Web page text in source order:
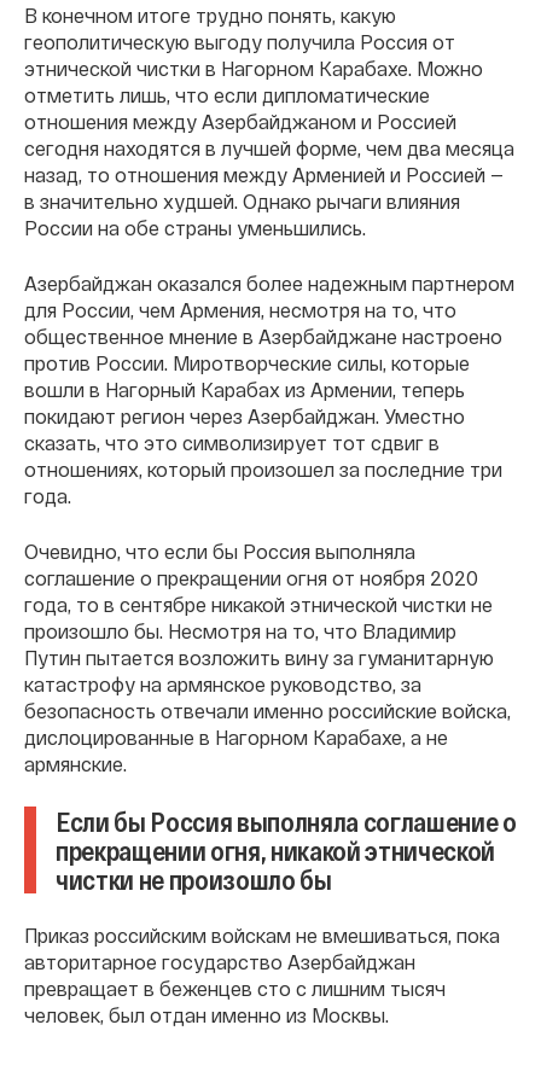
В конечном итоге трудно понять, какую
геополитическую выгоду получила Россия от
этнической чистки в Нагорном Карабахе. Можно
отметить лишь, что если дипломатические
отношения между Азербайджаном и Россией
сегодня находятся в лучшей форме, чем два месяца
назад, то отношения между Арменией и Россией —
в значительно худшей. Однако рычаги влияния
России на обе страны уменьшились.
Азербайджан оказался более надежным партнером
для России, чем Армения, несмотря на то, что
общественное мнение в Азербайджане настроено
против России. Миротворческие силы, которые
вошли в Нагорный Карабах из Армении, теперь
покидают регион через Азербайджан. Уместно
сказать, что это символизирует тот сдвиг в
отношениях, который произошел за последние три
года.
Очевидно, что если бы Россия выполняла
соглашение о прекращении огня от ноября 2020
года, то в сентябре никакой этнической чистки не
произошло бы. Несмотря на то, что Владимир
Путин пытается возложить вину за гуманитарную
катастрофу на армянское руководство, за
безопасность отвечали именно российские войска,
дислоцированные в Нагорном Карабахе, а не
армянские.
Если бы Россия выполняла соглашение о
прекращении огня, никакой этнической
чистки не произошло бы
Приказ российским войскам не вмешиваться, пока
авторитарное государство Азербайджан
превращает в беженцев сто с лишним тысяч
человек, был отдан именно из Москвы.